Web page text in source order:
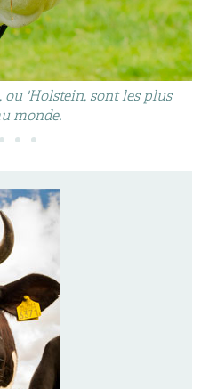
'Holstein, sont les plus
monde.